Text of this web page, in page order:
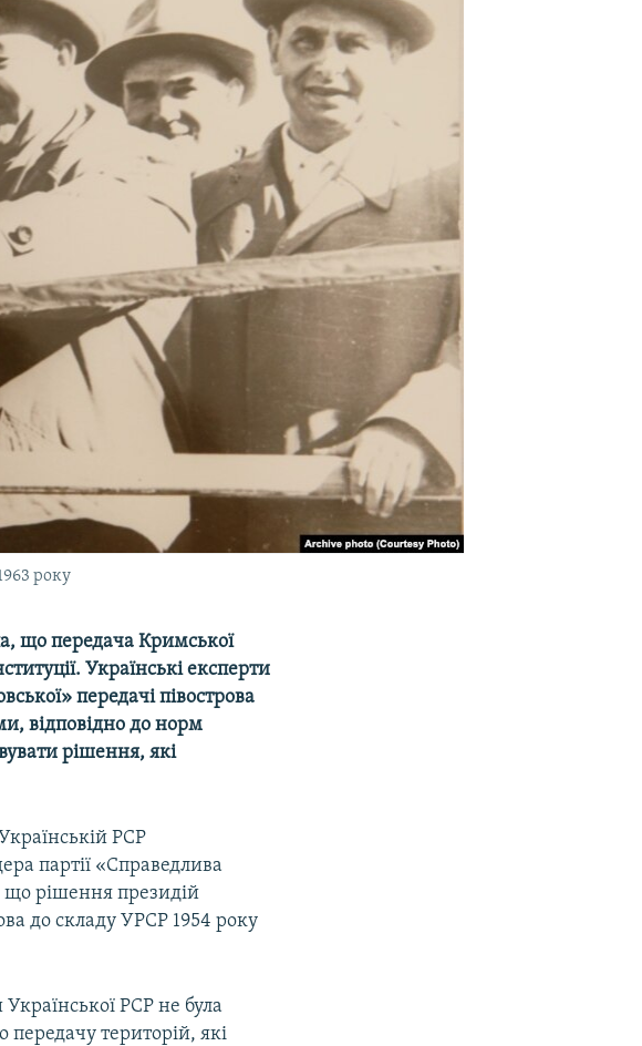
року
що передача Кримської
Українські експерти
передачі півострова
відповідно до норм
рішення, які
РСР
партії «Справедлива
що рішення президій
до складу УРСР 1954 року
РСР не була
територій, які